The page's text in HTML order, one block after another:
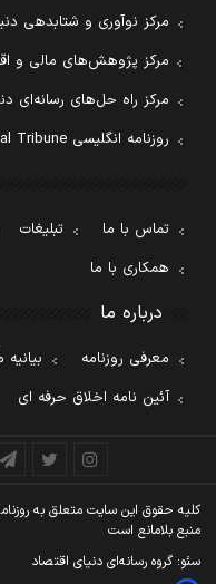
مرکز نوآوری و شتابدهی
مرکز پژوهش‌های مالی و
مرکز راه حل‌های رسانه‌ای
روزنامه انگلیسی Financial Tribune
تماس با ما تبلیغات
همکاری با ما
درباره ما
معرفی روزنامه
آئین نامه اخلاق حرفه ای
کليه حقوق اين سايت متعلق به
منبع بلامانع است
سئو: گروه رسانه‌ای دنیای اقتصاد